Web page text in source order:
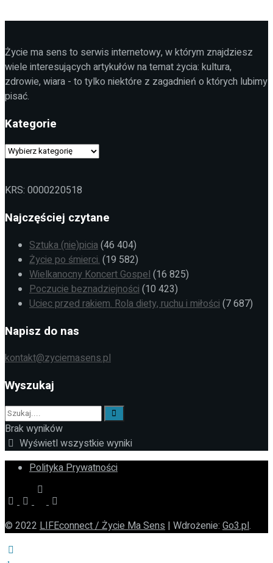
Życie ma sens to serwis internetowy, w którym znajdziesz
wiele interesujących artykułów na temat życia: kultura,
zdrowie, wiara - to tylko niektóre z zagadnień o których lubimy
pisać.
Kategorie
KRS: 0000220518
Najczęściej czytane
Sztuka (nie)picia(46 404)
Życie po śmierci.(19 582)
Wielkanocny Koncert Gospel(16 825)
Poczucie beznadziejności(10 423)
Uciec przed rakiem. Rola diety, ruchu i miłości(7 687)
Napisz do nas
kontakt@zyciemasens.pl
Wyszukaj
Brak wyników
Wyświetl wszystkie wyniki
Polityka Prywatności
© 2022 LIFEconnect / Życie Ma Sens | Wdrożenie: Go3.pl.